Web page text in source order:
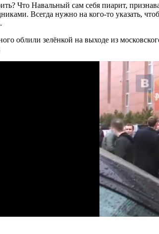
Что Навальный сам себя пиарит,
Всегда нужно на кого-то указать,
облили зелёнкой на выходе из